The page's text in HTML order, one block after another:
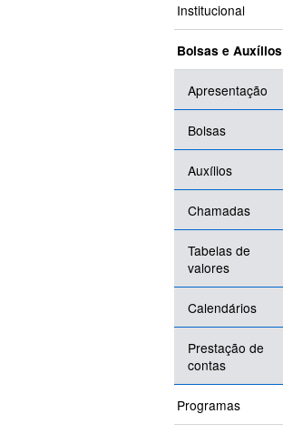
Institucional
Bolsas e Auxílios
Apresentação
Bolsas
Auxílios
Chamadas
Tabelas de
valores
Calendários
Prestação de
contas
Programas